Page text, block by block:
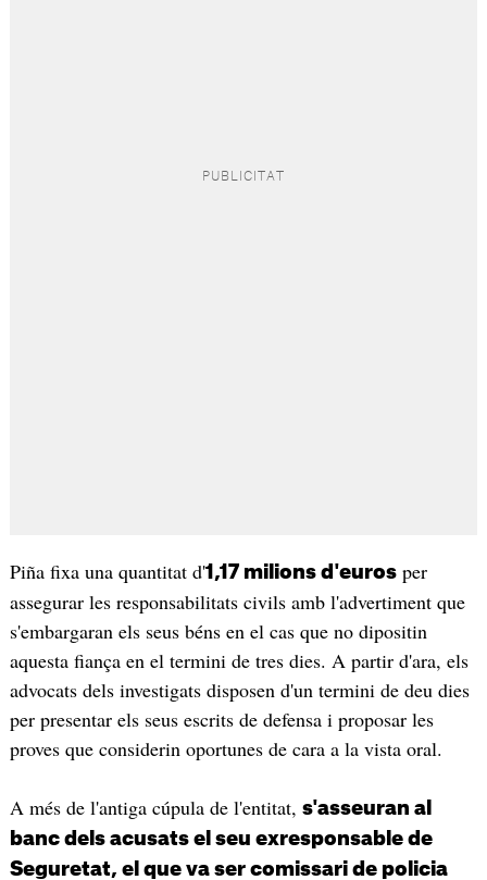
Piña fixa una quantitat d'1,17 milions d'eurosper
assegurar les responsabilitats civils amb l'advertiment que
s'embargaran els seus béns en el cas que no dipositin
aquesta fiança en el termini de tres dies. A partir d'ara, els
advocats dels investigats disposen d'un termini de deu dies
per presentar els seus escrits de defensa i proposar les
proves que considerin oportunes de cara a la vista oral.
A més de l'antiga cúpula de l'entitat, s'asseuran al
banc dels acusats el seu exresponsable de
Seguretat, el que va ser comissari de policia